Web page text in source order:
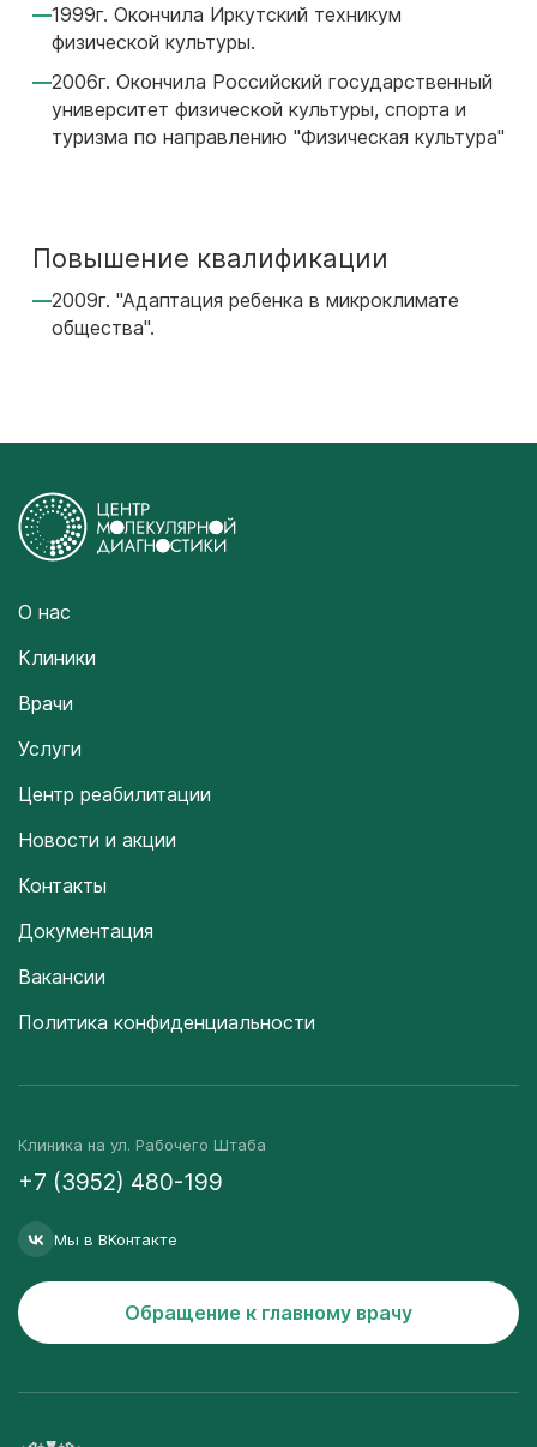
1999г. Окончила Иркутский техникум
физической культуры.
2006г. Окончила Российский государственный
университет физической культуры, спорта и
туризма по направлению "Физическая культура"
Повышение квалификации
2009г. "Адаптация ребенка в микроклимате
общества".
О нас
Клиники
Врачи
Услуги
Центр реабилитации
Новости и акции
Контакты
Документация
Вакансии
Политика конфиденциальности
Клиника на ул. Рабочего Штаба
+7 (3952) 480-199
Мы в ВКонтакте
Обращение к главному врачу